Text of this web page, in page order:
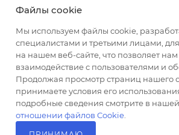
Магазин-склад ТЦ
пос. Янтарный, Малое
Кольцо, 3, ТЦ
Показать на
Файлы cookie
Мы используем файлы cookie,
специалистами и третьими лицами,
на нашем веб-сайте, что позволяет
взаимодействие с пользователями и
Продолжая просмотр страниц нашего
принимаете условия его
подробные сведения смотрите в нашей
отношении файлов Cookie